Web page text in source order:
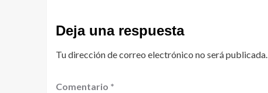
Deja una respuesta
Tu dirección de correo electrónico no será publicada.
Comentario *